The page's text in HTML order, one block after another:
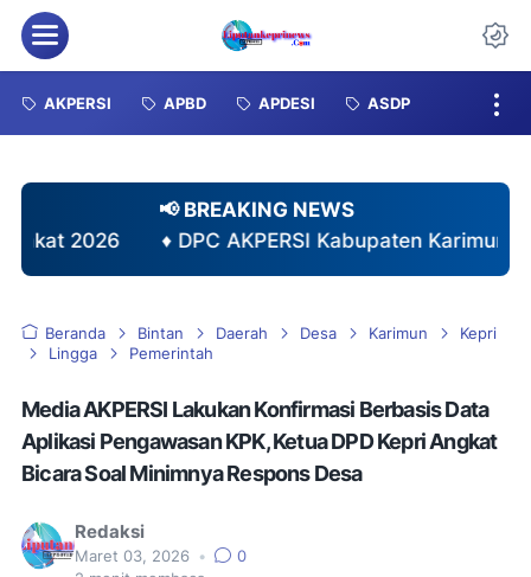
Menu
AKPERSI APBD APDESI ASDP
📢 BREAKING NEWS
AKPERSI Kabupaten Karimun Resmi Terima
Beranda Bintan Daerah Desa Karimun
Kepri
Lingga
Pemerintah
Media AKPERSI Lakukan Konfirmasi Berbasis Data
Aplikasi Pengawasan KPK, Ketua DPD Kepri Angkat
Bicara Soal Minimnya Respons Desa
Redaksi
Maret 03, 2026 •
0